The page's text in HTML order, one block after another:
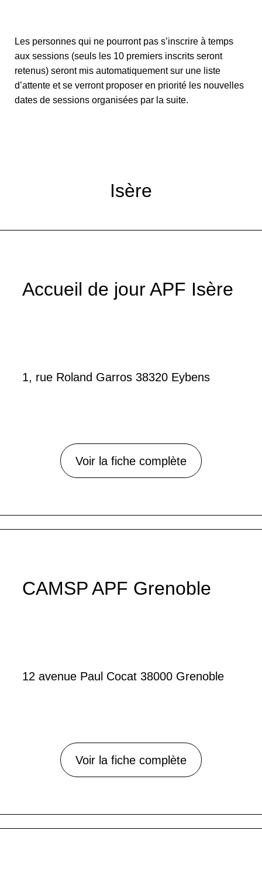
Les personnes qui ne pourront pas s’inscrire à temps
aux sessions (seuls les 10 premiers inscrits seront
retenus) seront mis automatiquement sur une liste
d’attente et se verront proposer en priorité les nouvelles
dates de sessions organisées par la suite.
Isère
Accueil de jour APF Isère
1, rue Roland Garros 38320 Eybens
Voir la fiche complète
CAMSP APF Grenoble
12 avenue Paul Cocat 38000 Grenoble
Voir la fiche complète